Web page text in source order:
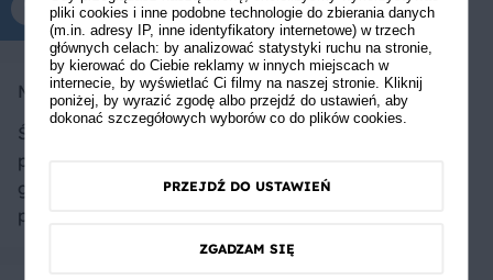
Komentarze tylko dla zalogowanych
Monka
Świetny dressing do cukinii
polecam ten przepis Ja
grilluję ja pokrojoną na
plastry wzdłuż
pliki cookies i inne podobne technologie do zbierania danych
(m.in. adresy IP, inne identyfikatory internetowe) w trzech
głównych celach: by analizować statystyki ruchu na stronie,
by kierować do Ciebie reklamy w innych miejscach w
internecie, by wyświetlać Ci filmy na naszej stronie. Kliknij
poniżej, by wyrazić zgodę albo przejdź do ustawień, aby
dokonać szczegółowych wyborów co do plików cookies.
PRZEJDŹ DO USTAWIEŃ
ZGADZAM SIĘ